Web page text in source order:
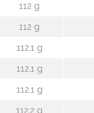
112 g
112 g
112.1 g
112.1 g
112.1 g
112.2 g